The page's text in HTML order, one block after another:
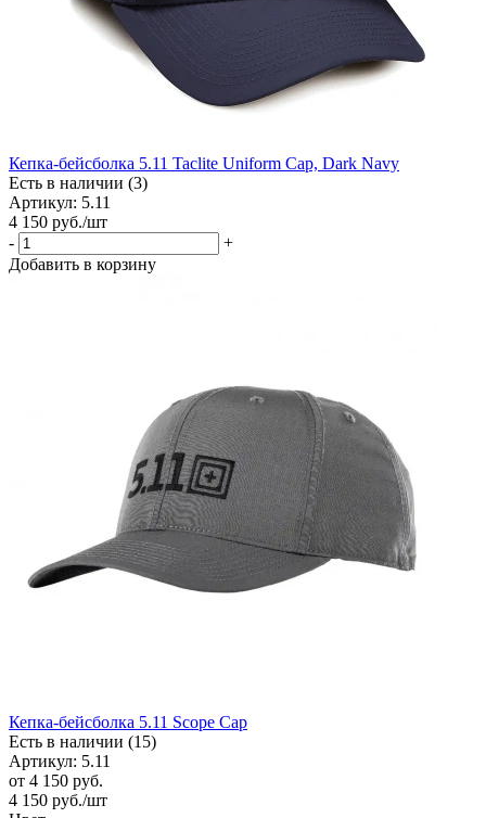
Кепка-бейсболка 5.11 Taclite Uniform Cap, Dark Navy
Есть в наличии (3)
Артикул: 5.11
4 150 руб./шт
-
+
Добавить в корзину
Кепка-бейсболка 5.11 Scope Cap
Есть в наличии (15)
Артикул: 5.11
от 4 150 руб.
4 150 руб./шт